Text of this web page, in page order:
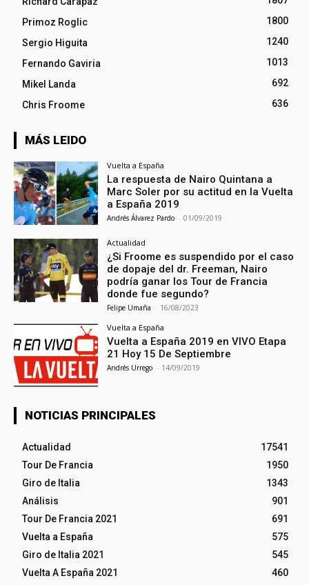
Primoz Roglic
1800
Sergio Higuita
1240
Fernando Gaviria
1013
Mikel Landa
692
Chris Froome
636
MÁS LEIDO
Vuelta a España
La respuesta de Nairo Quintana a
Marc Soler por su actitud en la Vuelta
a España 2019
Andrés Álvarez Pardo - 01/09/2019
Actualidad
¿Si Froome es suspendido por el caso
de dopaje del dr. Freeman, Nairo
podría ganar los Tour de Francia
donde fue segundo?
Felipe Umaña - 16/08/2023
Vuelta a España
Vuelta a España 2019 en VIVO Etapa
21 Hoy 15 De Septiembre
Andrés Urrego - 14/09/2019
NOTICIAS PRINCIPALES
Actualidad
17541
Tour De Francia
1950
Giro de Italia
1343
Análisis
901
Tour De Francia 2021
691
Vuelta a España
575
Giro de Italia 2021
545
Vuelta A España 2021
460